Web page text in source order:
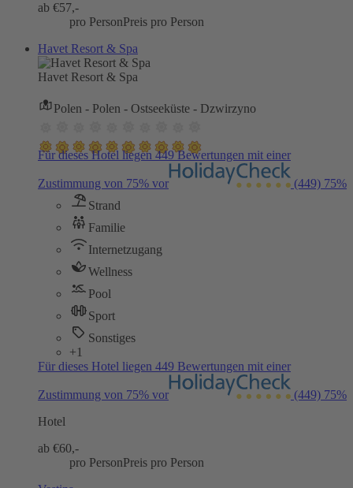
ab €57,-
pro PersonPreis pro Person
Havet Resort & Spa
Havet Resort & Spa
Polen - Polen - Ostseeküste - Dzwirzyno
Für dieses Hotel liegen 449 Bewertungen mit einer
Zustimmung von 75% vor (449) 75%
Strand
Familie
Internetzugang
Wellness
Pool
Sport
Sonstiges
+1
Für dieses Hotel liegen 449 Bewertungen mit einer
Zustimmung von 75% vor (449) 75%
Hotel
ab €60,-
pro PersonPreis pro Person